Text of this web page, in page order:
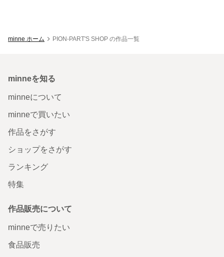
minne ホーム PION-PART'S SHOP の作品一覧
minneを知る
minneについて
minneで買いたい
作品をさがす
ショップをさがす
ランキング
特集
作品販売について
minneで売りたい
食品販売